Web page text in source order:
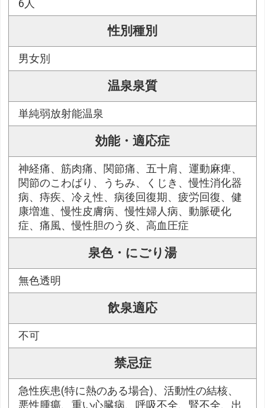
6人
性別種別
男女別
温泉泉質
単純弱放射能温泉
効能・適応症
神経痛、筋肉痛、関節痛、五十肩、運動麻痺、
関節のこわばり、うちみ、くじき、慢性消化器
病、痔疾、冷え性、病後回復期、疲労回復、健
康増進、慢性皮膚病、慢性婦人病、動脈硬化
症、痛風、慢性胆のう炎、高血圧症
泉色・にごり湯
無色透明
飲泉適応
不可
禁忌症
急性疾患(特に熱のある場合)、活動性の結核、
悪性腫瘍、重い心臓病、呼吸不全、腎不全、出